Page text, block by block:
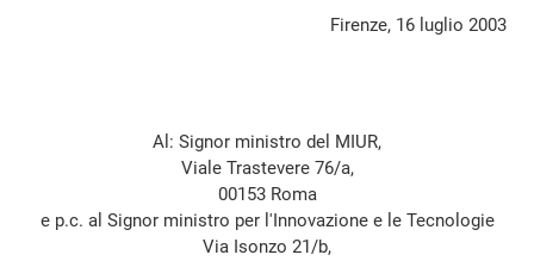
Firenze, 16 luglio 2003
Al: Signor ministro del MIUR,
Viale Trastevere 76/a,
00153 Roma
e p.c. al Signor ministro per l'Innovazione e le Tecnologie
Via Isonzo 21/b,